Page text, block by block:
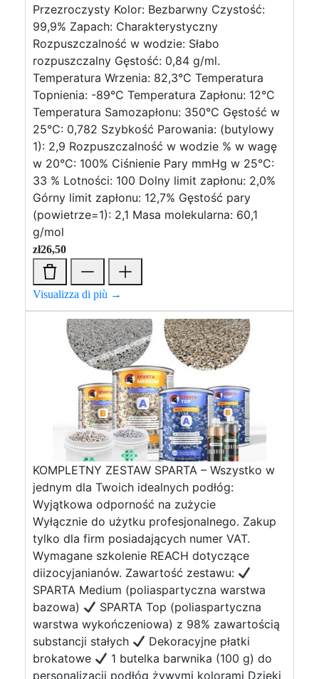
Przezroczysty Kolor: Bezbarwny Czystość:
99,9% Zapach: Charakterystyczny
Rozpuszczalność w wodzie: Słabo
rozpuszczalny Gęstość: 0,84 g/ml.
Temperatura Wrzenia: 82,3°C Temperatura
Topnienia: -89°C Temperatura Zapłonu: 12°C
Temperatura Samozapłonu: 350°C Gęstość w
25°C: 0,782 Szybkość Parowania: (butylowy
1): 2,9 Rozpuszczalność w wodzie % w wagę
w 20°C: 100% Ciśnienie Pary mmHg w 25°C:
33 % Lotności: 100 Dolny limit zapłonu: 2,0%
Górny limit zapłonu: 12,7% Gęstość pary
(powietrze=1): 2,1 Masa molekularna: 60,1
g/mol
zł26,50
Visualizza di più →
KOMPLETNY ZESTAW SPARTA – Wszystko w
jednym dla Twoich idealnych podłóg:
Wyjątkowa odporność na zużycie
Wyłącznie do użytku profesjonalnego. Zakup
tylko dla firm posiadających numer VAT.
Wymagane szkolenie REACH dotyczące
diizocyjanianów. Zawartość zestawu:
SPARTA Medium (poliaspartyczna warstwa
bazowa)
SPARTA Top (poliaspartyczna
warstwa wykończeniowa) z 98% zawartością
substancji stałych
Dekoracyjne płatki
brokatowe
1 butelka barwnika (100 g) do
personalizacji podłóg żywymi kolorami Dzięki